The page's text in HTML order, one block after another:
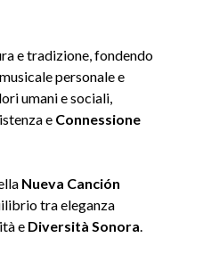
e tradizione, fondendo
personale e
umani e sociali,
e Connessione
Nueva Canción
tra eleganza
e Diversità Sonora.